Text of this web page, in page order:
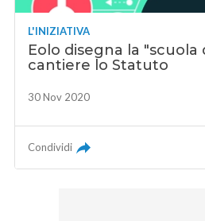
L'INIZIATIVA
Eolo disegna la
cantiere lo Statuto
30 Nov 2020
Condividi